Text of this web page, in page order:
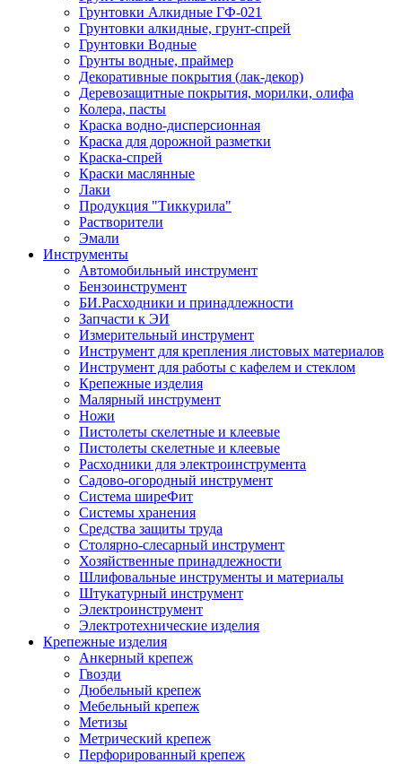
Грунтовки Алкидные ГФ-021
Грунтовки алкидные, грунт-спрей
Грунтовки Водные
Грунты водные, праймер
Декоративные покрытия (лак-декор)
Деревозащитные покрытия, морилки, олифа
Колера, пасты
Краска водно-дисперсионная
Краска для дорожной разметки
Краска-спрей
Краски маслянные
Лаки
Продукция "Тиккурила"
Растворители
Эмали
Инструменты
Автомобильный инструмент
Бензоинструмент
БИ.Расходники и принадлежности
Запчасти к ЭИ
Измерительный инструмент
Инструмент для крепления листовых материалов
Инструмент для работы с кафелем и стеклом
Крепежные изделия
Малярный инструмент
Ножи
Пистолеты скелетные и клеевые
Пистолеты скелетные и клеевые
Расходники для электроинструмента
Садово-огородный инструмент
Система ширеФит
Системы хранения
Средства защиты труда
Столярно-слесарный инструмент
Хозяйственные принадлежности
Шлифовальные инструменты и материалы
Штукатурный инструмент
Электроинструмент
Электротехнические изделия
Крепежные изделия
Анкерный крепеж
Гвозди
Дюбельный крепеж
Мебельный крепеж
Метизы
Метрический крепеж
Перфорированный крепеж